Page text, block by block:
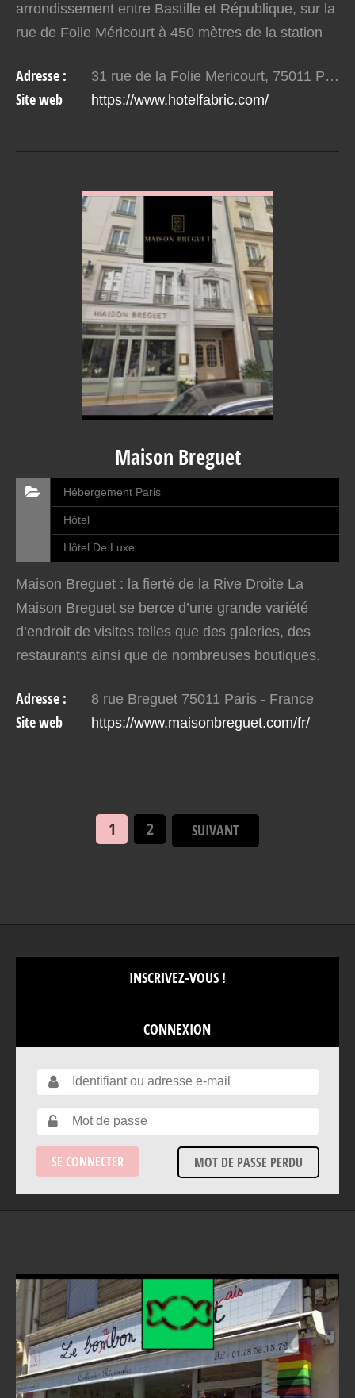
arrondissement entre Bastille et République, sur la
rue de Folie Méricourt à 450 mètres de la station
si…
Adresse : 31 rue de la Folie Mericourt, 75011 Paris, France
Site web https://www.hotelfabric.com/
Maison Breguet
Hébergement Paris
Hôtel
Hôtel De Luxe
Maison Breguet : la fierté de la Rive Droite La
Maison Breguet se berce d’une grande variété
d’endroit de visites telles que des galeries, des
restaurants ainsi que de nombreuses boutiques.
cadre…
Adresse : 8 rue Breguet 75011 Paris - France
Site web https://www.maisonbreguet.com/fr/
1 2 SUIVANT
INSCRIVEZ-VOUS !
CONNEXION
MOT DE PASSE PERDU